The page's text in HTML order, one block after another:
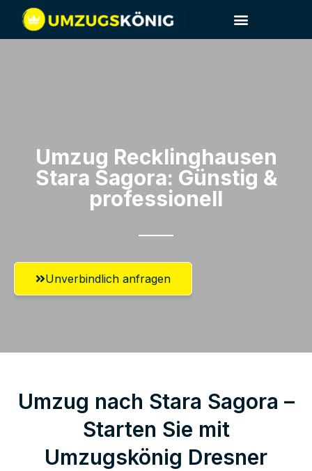
Umzug Recklinghausen​
Stara Sagora: Günstig &
professionell​
Unverbindlich anfragen
Umzug nach Stara Sagora –
Starten Sie mit
Umzugskönig Dresner